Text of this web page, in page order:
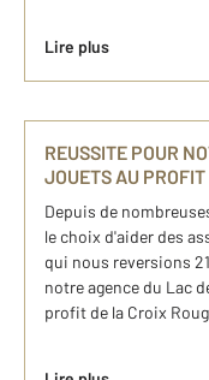
Lire plus
REUSSITE POUR
JOUETS AU
Depuis de
le choix d'aider des
qui nous reversions
notre agence du Lac
profit de la Croix